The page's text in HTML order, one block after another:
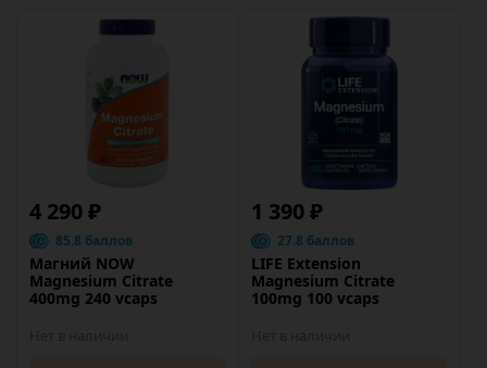
4 290 ₽
85.8 баллов
Магний NOW
Magnesium Citrate
400mg 240 vcaps
1 390 ₽
27.8 баллов
LIFE Extension
Magnesium Citrate
100mg 100 vcaps